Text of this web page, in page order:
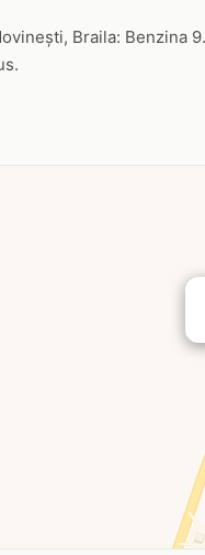
Braila: